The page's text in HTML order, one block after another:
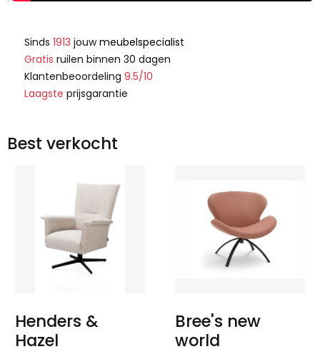
Sinds 1913 jouwmeubelspecialist
Gratis ruilen binnen 30 dagen
Klantenbeoordeling 9.5/10
Laagste prijsgarantie
Best verkocht
Henders &
Hazel
Bree's new
world